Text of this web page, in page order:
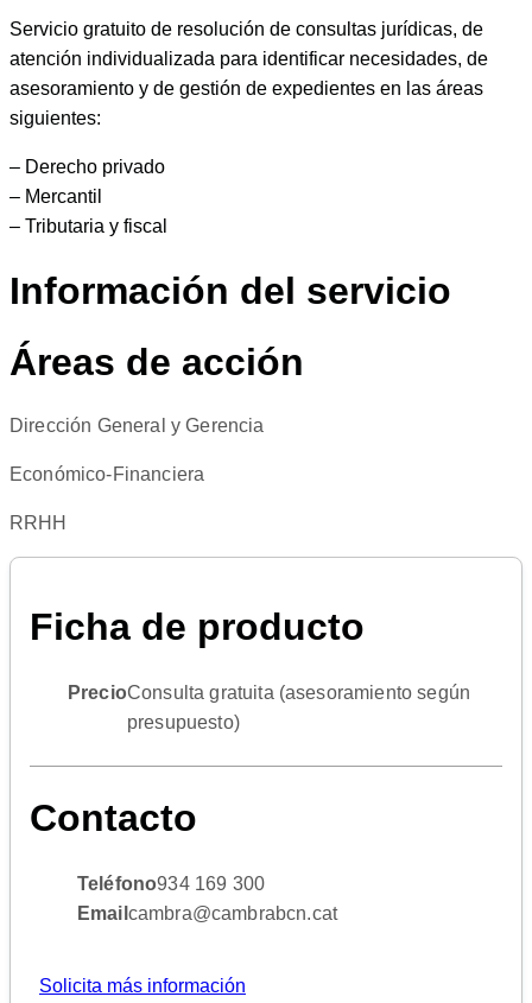
Servicio gratuito de resolución de consultas jurídicas, de
atención individualizada para identificar necesidades, de
asesoramiento y de gestión de expedientes en las áreas
siguientes:
– Derecho privado
– Mercantil
– Tributaria y fiscal
Información del servicio
Áreas de acción
Dirección General y Gerencia
Económico-Financiera
RRHH
Ficha de producto
PrecioConsulta gratuita (asesoramiento según
presupuesto)
Contacto
Teléfono934 169 300
Email cambra@cambrabcn.cat
Solicita más información